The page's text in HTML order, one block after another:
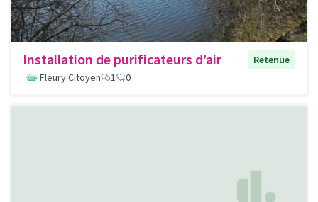
Installation de purificateurs d’air
Retenue
Fleury Citoyen
1 0